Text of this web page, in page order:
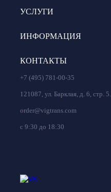
УСЛУГИ
ИНФОРМАЦИЯ
КОНТАКТЫ
+7 (495) 781-00-35
121087, ул. Барклая, д. 6, стр. 5.
order@vigtrans.com
с 9:30 до 18:30